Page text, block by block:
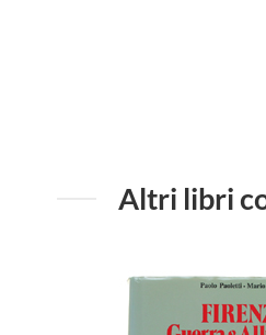
Altri libri